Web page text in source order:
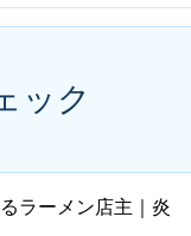
ック